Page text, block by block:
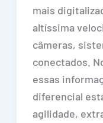
mais
altíssima
câmeras,
conectados.
essas
diferencial
agilidade,